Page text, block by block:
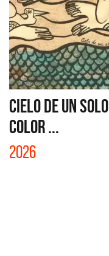
CIELO DE UN SOLO
COLOR ...
2026